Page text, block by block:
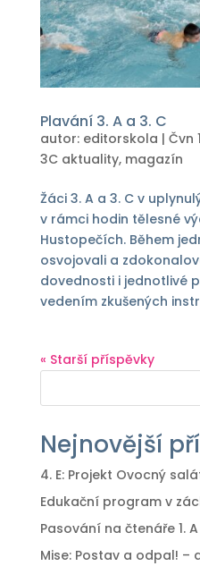
Plavání 3. A a 3. C
autor: editorskola | Čvn
3C aktuality, magazín
Žáci 3. A a 3. C v
v rámci hodin tělesné
Hustopečích. Během
osvojovali a
dovednosti i jednotlivé
vedením zkušených
« Starší příspěvky
Nejnovější
4. E: Projekt Ovocný
Edukační program v
Pasování na čtenáře 1. A
Mise: Postav a odpal! –